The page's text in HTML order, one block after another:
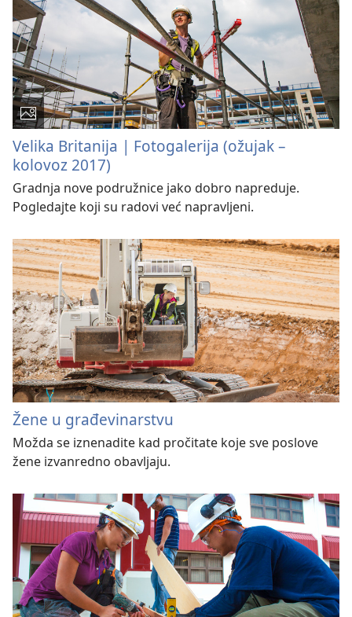
Velika Britanija | Fotogalerija (ožujak –
kolovoz 2017)
Gradnja nove podružnice jako dobro napreduje.
Pogledajte koji su radovi već napravljeni.
Žene u građevinarstvu
Možda se iznenadite kad pročitate koje sve poslove
žene izvanredno obavljaju.